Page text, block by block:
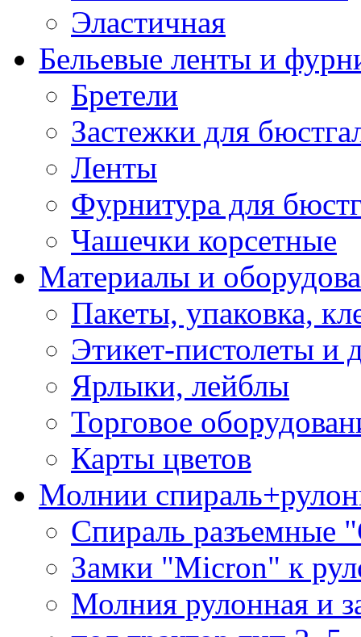
Эластичная
Бельевые ленты и
Бретели
Застежки для
Ленты
Фурнитура для
Чашечки корсетные
Материалы и
Пакеты, упаковка,
Этикет-пистолеты и
Ярлыки, лейблы
Торговое
Карты цветов
Молнии
Спираль разъемные
Замки "Micron" к
Молния рулонная и